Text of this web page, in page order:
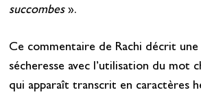
succombes».
Ce commentaire de Rachi décrit
sécheresse avec l’utilisation du mot
qui apparaît transcrit en caractères